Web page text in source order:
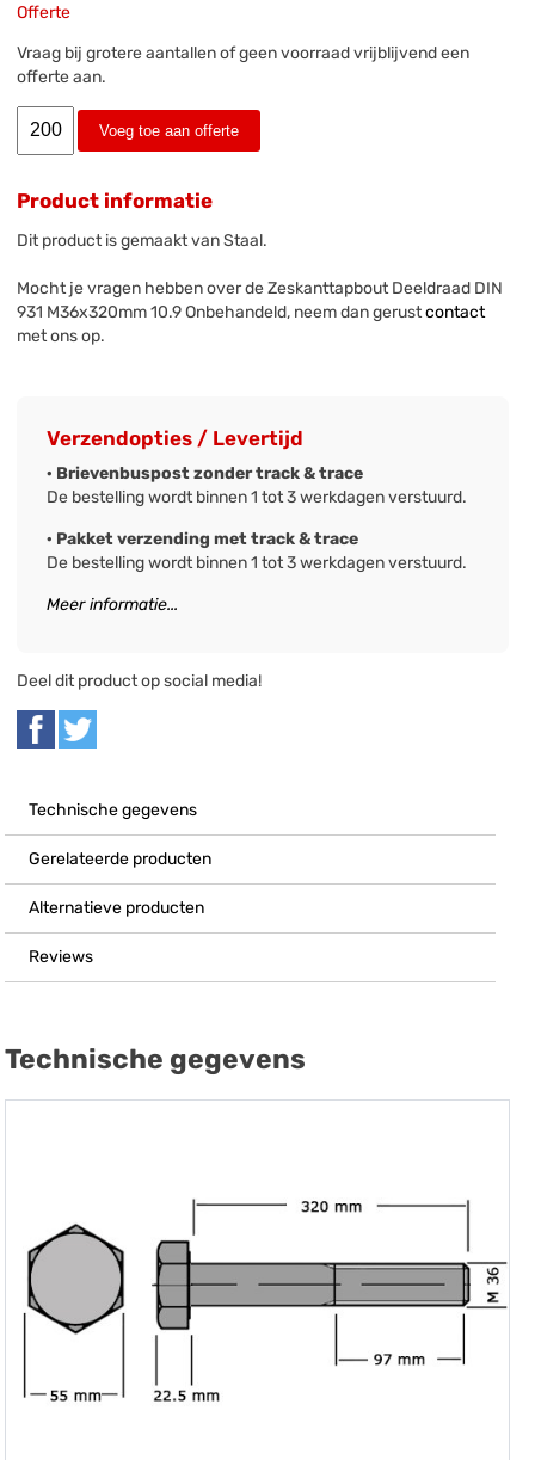
Offerte
Vraag bij grotere aantallen of geen voorraad vrijblijvend een
offerte aan.
Voeg toe aan offerte
Product informatie
Dit product is gemaakt van Staal.
Mocht je vragen hebben over de Zeskanttapbout Deeldraad DIN
931 M36x320mm 10.9 Onbehandeld, neem dan gerustcontact
met ons op.
Verzendopties / Levertijd
· Brievenbuspost zonder track & trace
De bestelling wordt binnen 1 tot 3 werkdagen verstuurd.
· Pakket verzending met track & trace
De bestelling wordt binnen 1 tot 3 werkdagen verstuurd.
Meer informatie...
Deel dit product op social media!
Technische gegevens
Gerelateerde producten
Alternatieve producten
Reviews
Technische gegevens